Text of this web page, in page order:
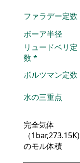
ファラデー定数
ボーア半径
リュードベリ定
数 *
ボルツマン定数
水の三重点
完全気体
（1bar,273.15K)
のモル体積